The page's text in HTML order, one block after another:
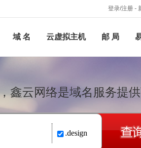
登录/注册 -
域 名 云虚拟主机 邮 局
鑫云网络是域名服务
.design